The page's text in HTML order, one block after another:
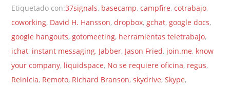
Etiquetado con:37signals, basecamp,campfire,cotrabajo,
coworking, David H. Hansson,dropbox,gchat,google docs,
google hangouts,gotomeeting, herramientas teletrabajo,
ichat, instant messaging, Jabber, Jason Fried, join.me, know
your company, liquidspace, No se requiere oficina, regus,
Reinicia, Remoto, Richard Branson,skydrive,Skype,